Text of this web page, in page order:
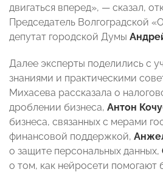
двигаться вперед», — сказал,
Председатель
депутат городской Думы
Далее эксперты поделились с
знаниями и практическими
Михасева рассказала о
дроблении бизнеса, Антон
бизнеса, связанных с мерами
финансовой поддержкой,
о защите персональных данных,
о том, как нейросети помогают